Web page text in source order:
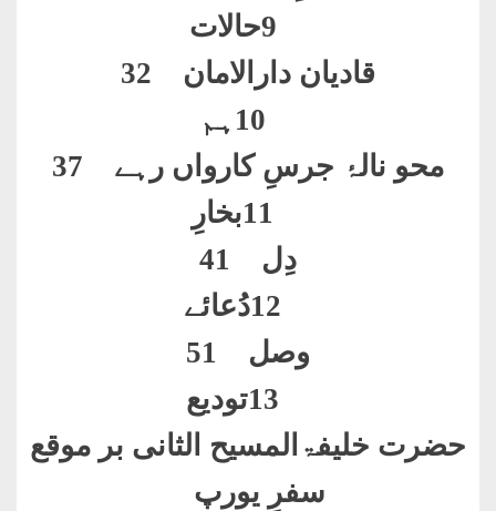
9حالات
قادیان دارالامان 32
10 ہم
محو نالۂ جرسِ کارواں رہے 37
11بخارِ
دِل 41
12دُعائے
وصل 51
13تودیع
حضرت خلیفۃالمسیح الثانی بر موقع
سفرِ یورپ